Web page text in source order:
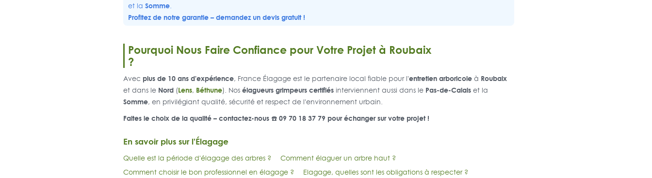
et la Somme.
Profitez de notre garantie – demandez undevis gratuit!
Pourquoi Nous Faire Confiance pour Votre Projet à Roubaix
?
Avec plus de 10 ans d'expérience, France Élagage est le partenaire local fiable pour l'entretien arboricoleà Roubaix
et dans le Nord(Lens, Béthune). Nos élagueurs grimpeurs certifiésinterviennent aussi dans le Pas-de-Calaiset la
Somme, en privilégiant qualité, sécurité et respect de l'environnement urbain.
Faites le choix de la qualité – contactez-nous ☎️ 09 70 18 37 79 pour échanger sur votre projet !
En savoir plus sur l'Élagage
Quelle est la période d'élagage des arbres ?
Comment élaguer un arbre haut ?
Comment choisir le bon professionnel en élagage ?
Elagage, quelles sont les obligations à respecter ?